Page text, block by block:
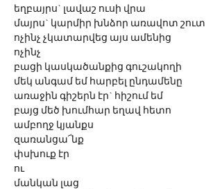
եղբայրս` լավաշ ուսի վրա
մայրս` կարմիր խնձոր առավոտ շուտ
ոչինչ չկատարվեց այս ամենից
ոչինչ
բացի կասկածանքից գուշակողի
մեկ անգամ եմ հարբել ընդամենը
առաջին գիշերն էր` հիշում եմ
բայց մեծ խումհար եղավ հետո
ամբողջ կյանքս
զառանցա՜նք
փսխուք էր
ու
մանկան լաց